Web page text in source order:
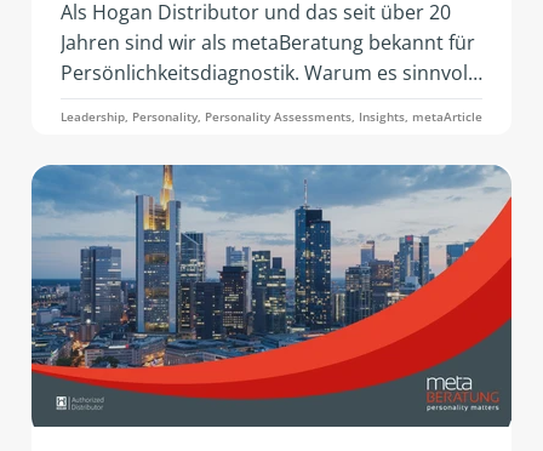
Als Hogan Distributor und das seit über 20
Jahren sind wir als metaBeratung bekannt für
Persönlichkeitsdiagnostik. Warum es sinnvoll
sein kann diesen Datenpunkten in
hinzuzufügen, darum soll es in diesem Artikel
zu 360° Analyse durch das Hogan 360
Assessment by PBC gehen.
Leadership, Personality, Personality Assessments, Insights, metaArticle